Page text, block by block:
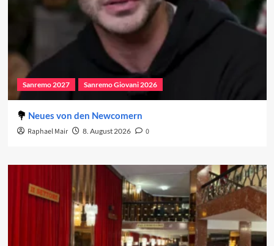
Sanremo 2027 Sanremo Giovani 2026
Neues von den Newcomern
Raphael Mair 8. August 2026 0